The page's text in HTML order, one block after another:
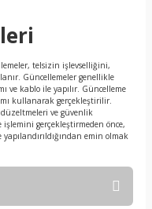
telsizin işlevselliğini,
Güncellemeler genellikle
ve kablo ile yapılır. Güncelleme
kullanarak gerçekleştirilir.
ve güvenlik
gerçekleştirmeden önce,
emin olmak